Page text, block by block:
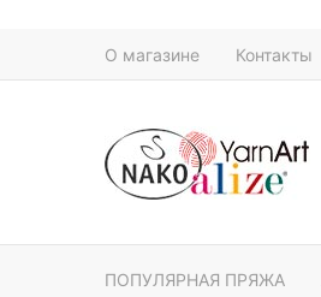
О магазине Контакты
ПОПУЛЯРНАЯ ПРЯЖА